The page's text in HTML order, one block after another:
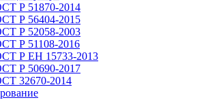
Р 51870-2014
Р 56404-2015
Р 52058-2003
Р 51108-2016
Р ЕН 15733-2013
Р 50690-2017
32670-2014